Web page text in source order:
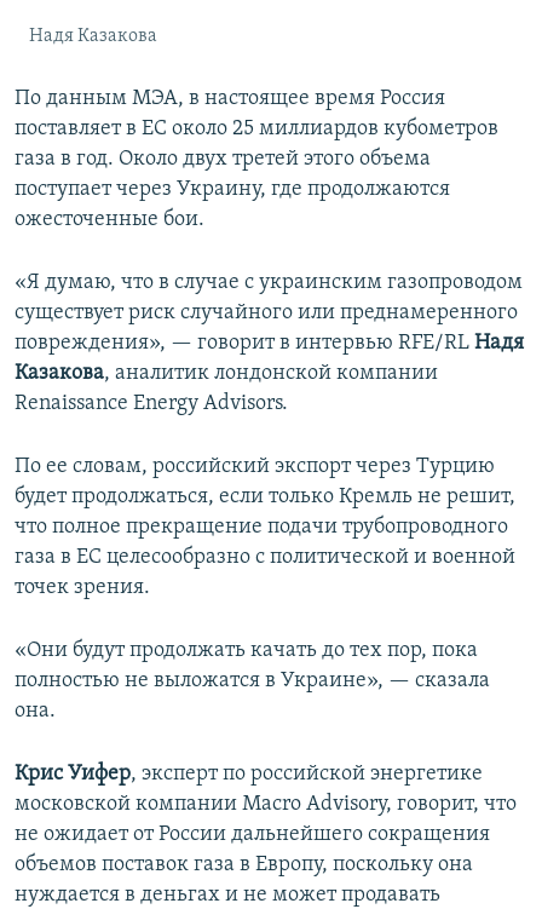
Надя Казакова
По данным МЭА, в настоящее время Россия
поставляет в ЕС около 25 миллиардов кубометров
газа в год. Около двух третей этого объема
поступает через Украину, где продолжаются
ожесточенные бои.
«Я думаю, что в случае с украинским газопроводом
существует риск случайного или преднамеренного
повреждения», — говорит в интервью RFE/RL Надя
Казакова, аналитик лондонской компании
Renaissance Energy Advisors.
По ее словам, российский экспорт через Турцию
будет продолжаться, если только Кремль не решит,
что полное прекращение подачи трубопроводного
газа в ЕС целесообразно с политической и военной
точек зрения.
«Они будут продолжать качать до тех пор, пока
полностью не выложатся в Украине», — сказала
она.
Крис Уифер, эксперт по российской энергетике
московской компании Macro Advisory, говорит, что
не ожидает от России дальнейшего сокращения
объемов поставок газа в Европу, поскольку она
нуждается в деньгах и не может продавать